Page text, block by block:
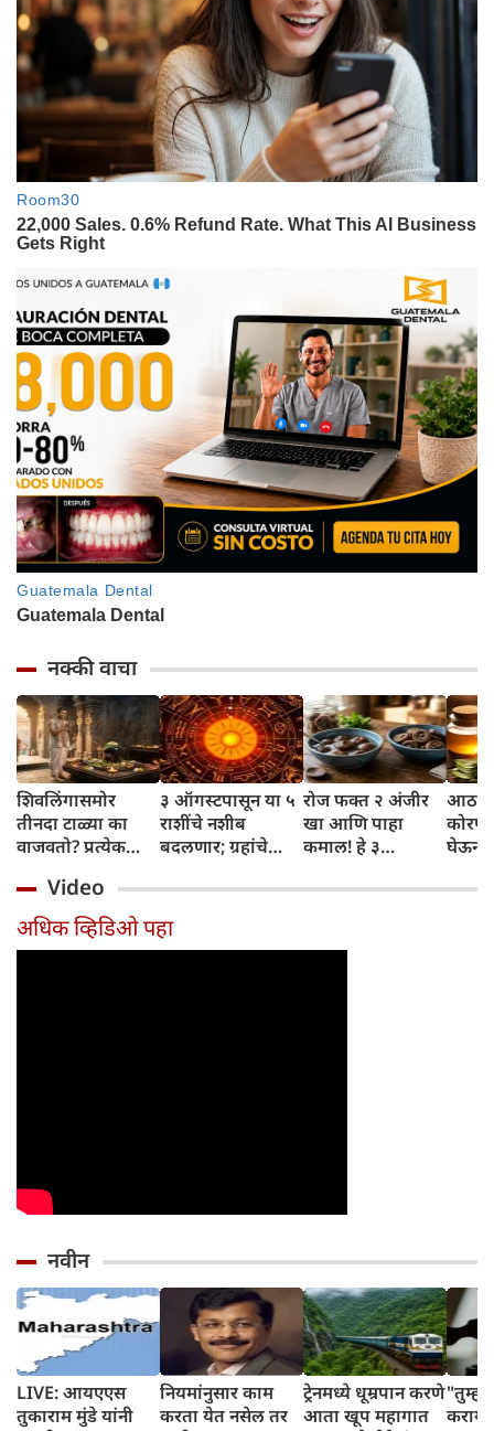
नक्की वाचा
शिवलिंगासमोर
तीनदा टाळ्या का
वाजवतो? प्रत्येक
जाणून घ्या
३ ऑगस्टपासून या ५
राशींचे नशीब
बदलणार; ग्रहांचे
संपतील आणि शुभ
दिवसांची सुरुवात
होईल
रोज फक्त २ अंजीर
खा आणि पाहा
कमाल! हे ३
तुम्हाला ठाऊक
घेऊन
Video
अधिक व्हिडिओ पहा
नवीन
LIVE: आयएएस
तुकाराम मुंडे यांनी
नियमांनुसार काम
करता येत नसेल तर
ट्रेनमध्ये धूम्रपान करणे
आता खूप महागात